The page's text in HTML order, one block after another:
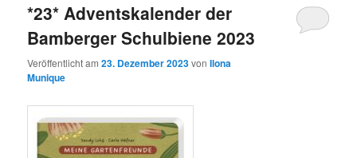
*23* Adventskalender der
Bamberger Schulbiene 2023
Veröffentlicht am23. Dezember 2023vonIlona
Munique